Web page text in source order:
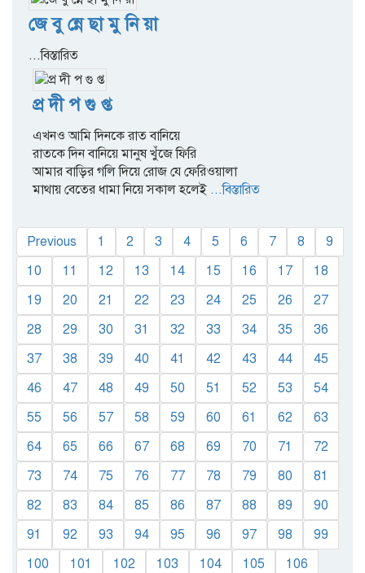
জে বু ন্নে ছা মু নি য়া
...বিস্তারিত
প্র দী প গু প্ত
এখনও আমি দিনকে রাত বানিয়ে
রাতকে দিন বানিয়ে মানুষ খুঁজে ফিরি
আমার বাড়ির গলি দিয়ে রোজ যে ফেরিওয়ালা
মাথায় বেতের ধামা নিয়ে সকাল হলেই ...বিস্তারিত
Previous 1 2 3 4 5 6 7 8
9
10
11 12 13 14 15 16 17
18
19
20 21 22 23 24 25 26
27
28
29 30 31 32 33 34 35
36
37
38 39 40 41 42 43 44
45
46
47 48 49 50 51 52 53
54
55
56 57 58 59 60 61 62
63
64
65 66 67 68 69 70 71
72
73
74 75 76 77 78 79 80
81
82
83 84 85 86 87 88 89
90
91
92 93 94 95 96 97 98
99
100
101 102 103 104 105
106